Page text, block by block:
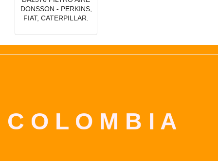
DONSSON - PERKINS,
FIAT, CATERPILLAR.
C O L O M B I A